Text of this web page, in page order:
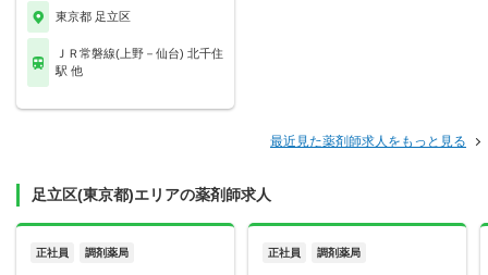
東京都 足立区
ＪＲ常磐線(上野－仙台) 北千住
駅 他
最近見た薬剤師求人をもっと見る
足立区(東京都)エリアの薬剤師求人
正社員 調剤薬局 正社員 調剤薬局